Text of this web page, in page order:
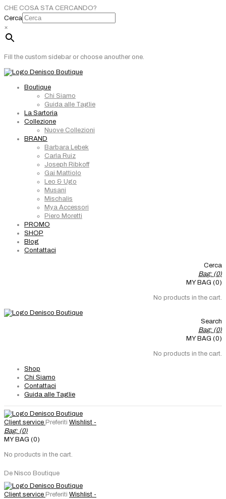
CHE COSA STA CERCANDO?
Cerca
×
Fill the custom sidebar or choose anouther one.
Boutique
Chi Siamo
Guida alle Taglie
La Sartoria
Collezione
Nuove Collezioni
BRAND
Barbara Lebek
Carla Ruiz
Joseph Ribkoff
Gai Mattiolo
Leo & Ugo
Musani
Mischalis
Mya Accessori
Piero Moretti
PROMO
SHOP
Blog
Contattaci
Cerca
Bag: (0)
MY BAG (0)
No products in the cart.
Search
Bag: (0)
MY BAG (0)
No products in the cart.
Shop
Chi Siamo
Contattaci
Guida alle Taglie
Client service Preferiti Wishlist -
Bag: (0)
MY BAG (0)
No products in the cart.
De Nisco Boutique
Client service Preferiti Wishlist -